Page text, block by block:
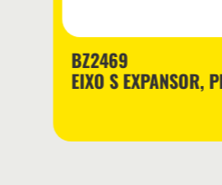
BZ2469
EIXO S EXPANSOR,